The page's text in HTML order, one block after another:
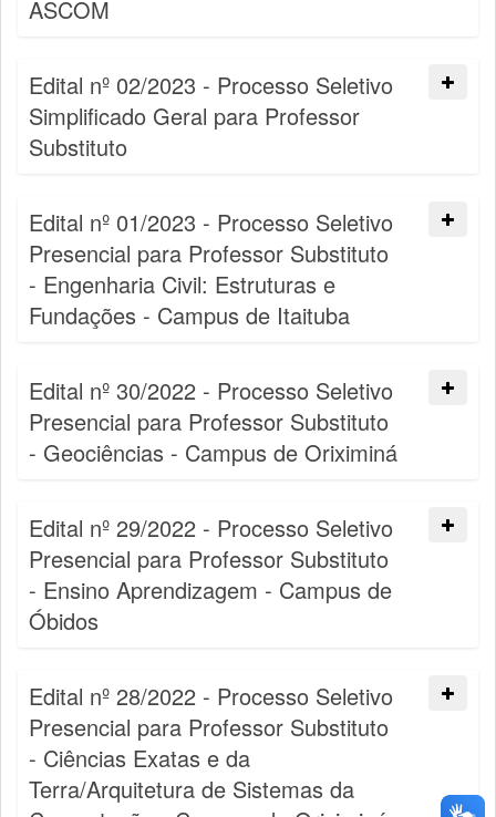
ASCOM
Edital nº 02/2023 - Processo Seletivo
Simplificado Geral para Professor
Substituto
Edital nº 01/2023 - Processo Seletivo
Presencial para Professor Substituto
- Engenharia Civil: Estruturas e
Fundações - Campus de Itaituba
Edital nº 30/2022 - Processo Seletivo
Presencial para Professor Substituto
- Geociências - Campus de Oriximiná
Edital nº 29/2022 - Processo Seletivo
Presencial para Professor Substituto
- Ensino Aprendizagem - Campus de
Óbidos
Edital nº 28/2022 - Processo Seletivo
Presencial para Professor Substituto
- Ciências Exatas e da
Terra/Arquitetura de Sistemas da